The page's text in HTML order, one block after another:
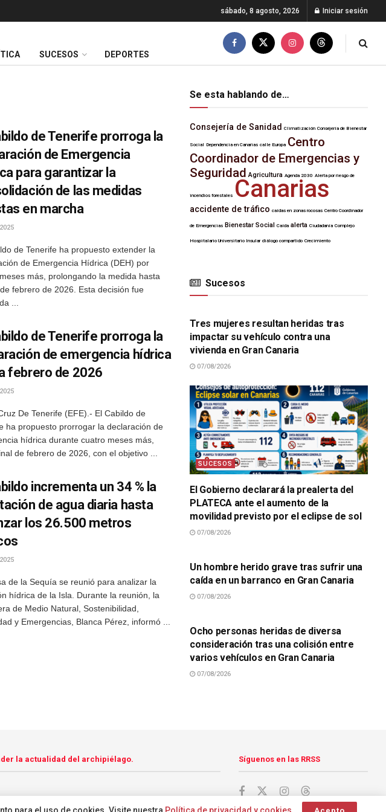
sábado, 8 agosto, 2026 Iniciar sesión
SUCESOS DEPORTES
de Tenerife prorroga la
de Emergencia
para garantizar la
de las medidas
en marcha
de Tenerife ha propuesto extender la
de Emergencia Hídrica (DEH) por
más, prolongando la medida hasta
febrero de 2026. Esta decisión fue
...
de Tenerife prorroga la
de emergencia hídrica
febrero de 2026
De Tenerife (EFE).- El Cabildo de
ha propuesto prorrogar la declaración de
hídrica durante cuatro meses más,
de febrero de 2026, con el objetivo ...
incrementa un 34 % la
de agua diaria hasta
los 26.500 metros
de la Sequía se reunió para analizar la
hídrica de la Isla. Durante la reunión, la
de Medio Natural, Sostenibilidad,
y Emergencias, Blanca Pérez, informó ...
Se esta hablando de…
Consejería de Sanidad Climatización Consejería de Bienestar
Social Dependencia en Canarias calle Europa Centro
Coordinador de Emergencias y
Seguridad Agricultura Agenda 2030 Alerta por riesgo de
incendios forestales Canarias
accidente de tráfico caídas en zonas rocosas Centro Coordinador
de Emergencias Bienestar Social Caída alerta Ciudadanía Complejo
Hospitalario Universitario Insular diálogo compartido Crecimiento
Sucesos
SUCESOS
Tres mujeres resultan heridas tras
impactar su vehículo contra una
vivienda en Gran Canaria
07/08/2026
SUCESOS
El Gobierno declarará la prealerta del
PLATECA ante el aumento de la
movilidad previsto por el eclipse de sol
07/08/2026
Un hombre herido grave tras sufrir una
caída en un barranco en Gran Canaria
07/08/2026
Ocho personas heridas de diversa
consideración tras una colisión entre
varios vehículos en Gran Canaria
07/08/2026
la actualidad del archipiélago. Síguenos en las RRSS